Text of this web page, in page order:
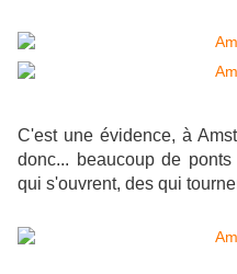
C'est une évidence, à
donc... beaucoup de
qui s'ouvrent, des qui